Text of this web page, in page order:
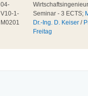
04-
V10-1-
M0201
Seminar - 3 ECTS;
Dr.-Ing. D. Keiser /
Freitag